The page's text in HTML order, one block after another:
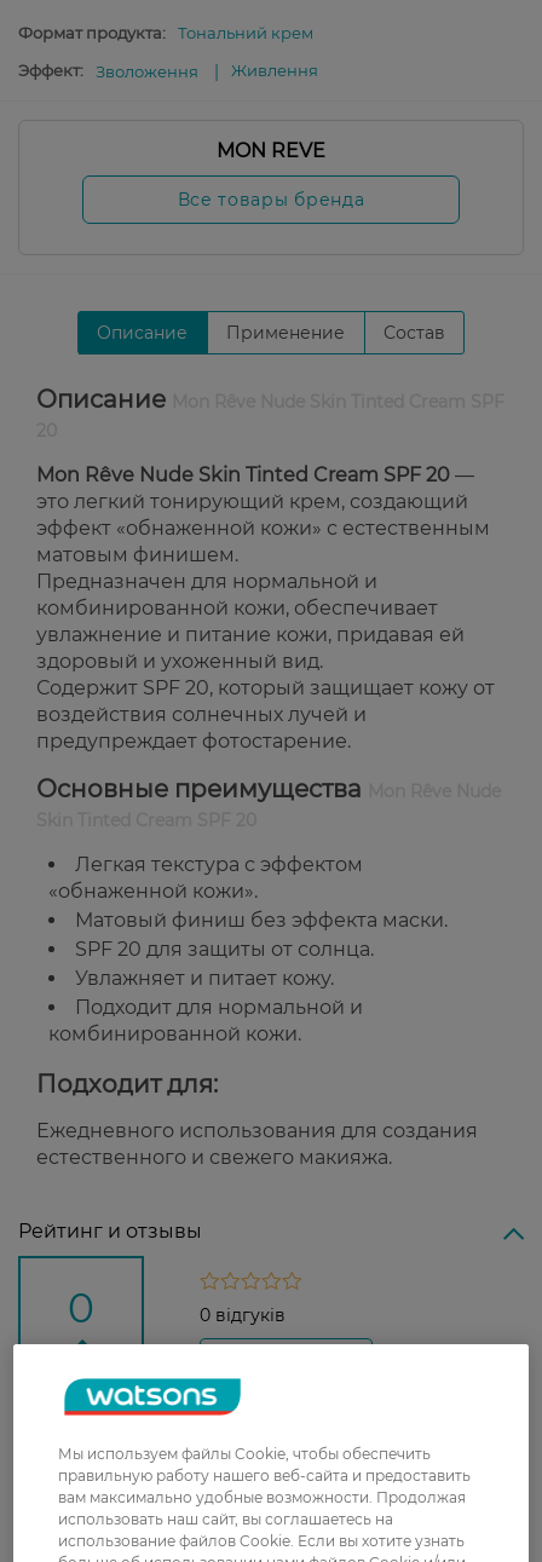
Формат продукта:
Тональний крем
Эффект:
Зволоження Живлення
MON REVE
Все товары бренда
Описание Применение Состав
Описание
Mon Rêve Nude Skin Tinted Cream SPF 20 —
это легкий тонирующий крем, создающий
эффект «обнаженной кожи» с естественным
матовым финишем.
Предназначен для нормальной и
комбинированной кожи, обеспечивает
увлажнение и питание кожи, придавая ей
здоровый и ухоженный вид.
Содержит SPF 20, который защищает кожу от
воздействия солнечных лучей и
предупреждает фотостарение.
Основные преимущества
Легкая текстура с эффектом
«обнаженной кожи».
Матовый финиш без эффекта маски.
SPF 20 для защиты от солнца.
Увлажняет и питает кожу.
Подходит для нормальной и
комбинированной кожи.
Подходит для:
Ежедневного использования для создания
естественного и свежего макияжа.
Рейтинг и отзывы
0 0 відгуків
Новая почта
В отделение Новой почты - 99 грн, бесплатно
от 699 грн
Мы используем файлы Cookie, чтобы обеспечить
правильную работу нашего веб-сайта и предоставить
вам максимально удобные возможности. Продолжая
использовать наш сайт, вы соглашаетесь на
использование файлов Cookie. Если вы хотите узнать